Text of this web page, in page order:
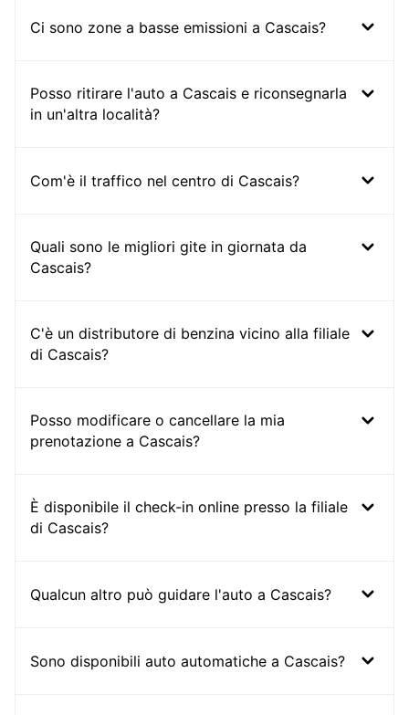
Ci sono zone a basse emissioni a Cascais?
Posso ritirare l'auto a Cascais e riconsegnarla
in un'altra località?
Com'è il traffico nel centro di Cascais?
Quali sono le migliori gite in giornata da
Cascais?
C'è un distributore di benzina vicino alla filiale
di Cascais?
Posso modificare o cancellare la mia
prenotazione a Cascais?
È disponibile il check-in online presso la filiale
di Cascais?
Qualcun altro può guidare l'auto a Cascais?
Sono disponibili auto automatiche a Cascais?